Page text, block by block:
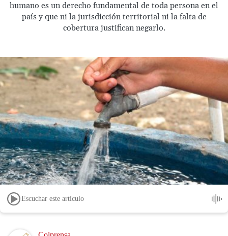
humano es un derecho fundamental de toda persona en el
país y que ni la jurisdicción territorial ni la falta de
cobertura justifican negarlo.
Escuchar este artículo